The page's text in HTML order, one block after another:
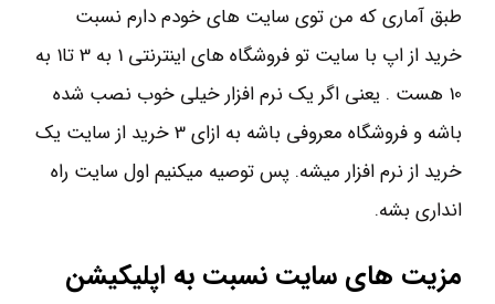
طبق آماری که من توی سایت های خودم دارم نسبت
خرید از اپ با سایت تو فروشگاه های اینترنتی 1 به 3 تا1 به
10 هست . یعنی اگر یک نرم افزار خیلی خوب نصب شده
باشه و فروشگاه معروفی باشه به ازای 3 خرید از سایت یک
خرید از نرم افزار میشه. پس توصیه میکنیم اول سایت راه
انداری بشه.
مزیت های سایت نسبت به اپلیکیشن